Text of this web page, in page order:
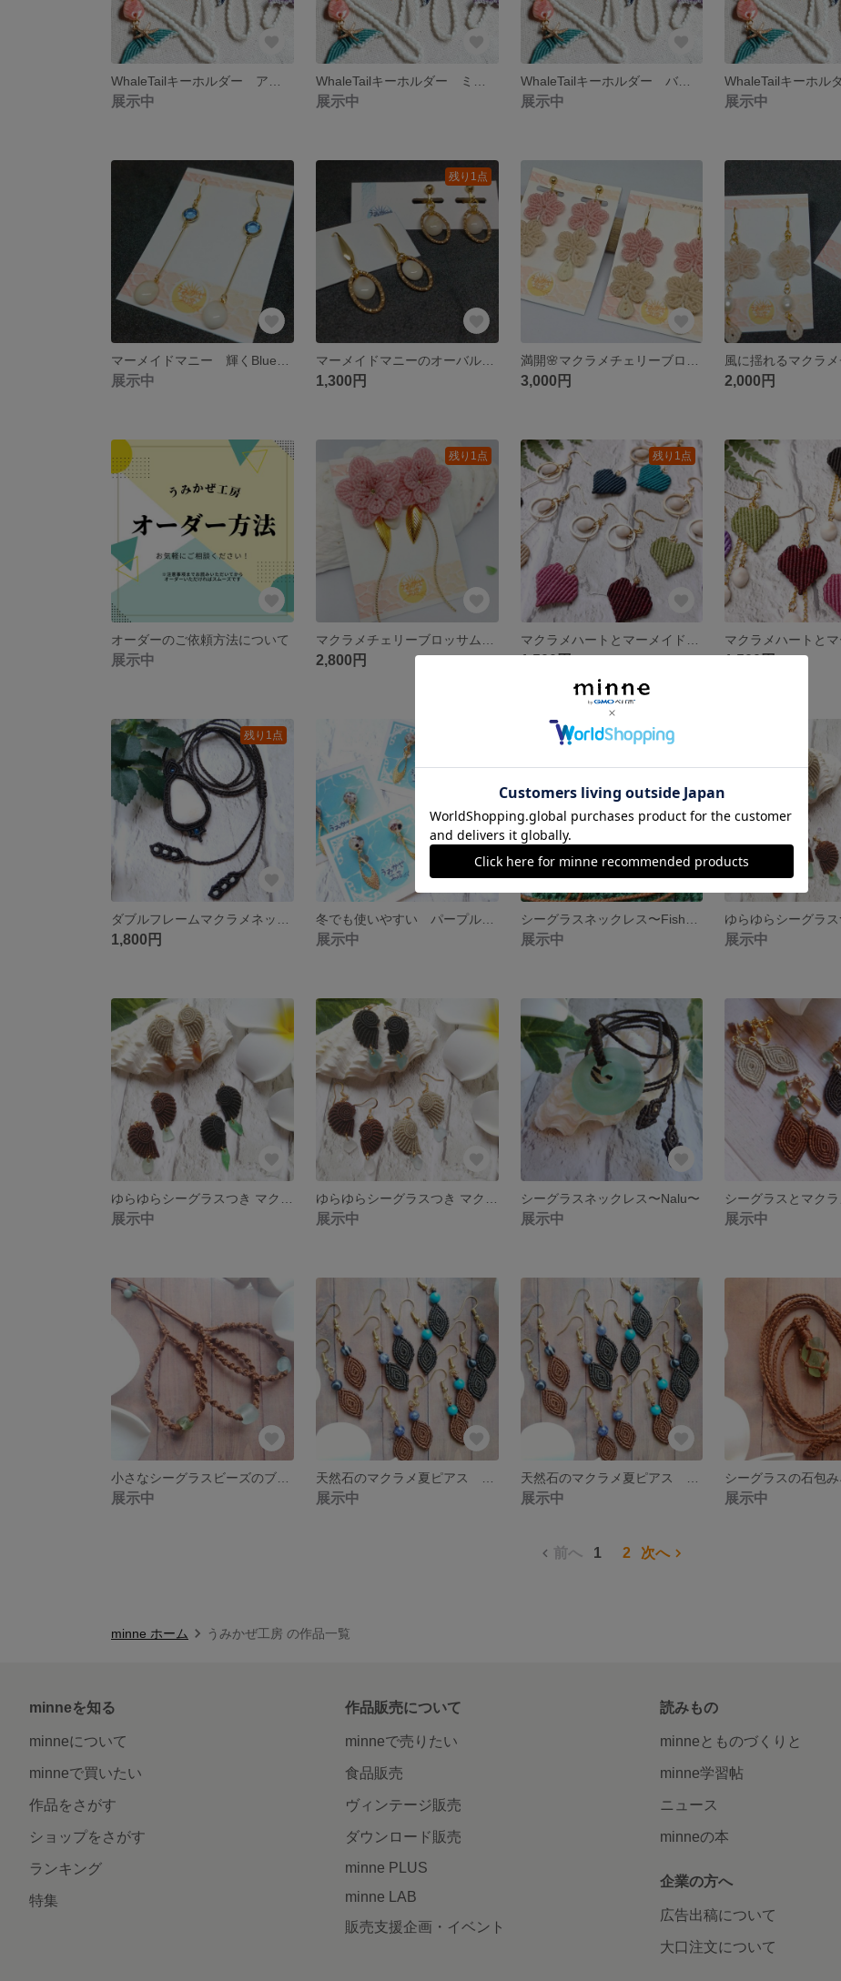
展示中 展示中
WhaleTailキーホルダー バニラ
展示中 展示中
展示中
残り1点
マーメイドマニーのオーバルイヤーアクセ ※イヤリングのみ
1,300円 3,000円 2,000円
オーダーのご依頼方法について
展示中
残り1点
2,800円
残り1点
1,500円 1,500円
残り1点
1,800円
冬でも使いやすい パープルシェルのキラキラピアス イヤリング
展示中 展示中 展示中
展示中 展示中
シーグラスネックレス〜Nalu〜
展示中 展示中
展示中 展示中 展示中 展示中
前へ 1 2 次へ
minne ホーム うみかぜ工房 の作品一覧
minneを知る
minneについて
minneで買いたい
作品をさがす
ショップをさがす
ランキング
特集
作品販売について
minneで売りたい
食品販売
ヴィンテージ販売
ダウンロード販売
minne PLUS
minne LAB
販売支援企画・イベント
読みもの
minneとものづくりと
minne学習帖
ニュース
minneの本
企業の方へ
広告出稿について
大口注文について